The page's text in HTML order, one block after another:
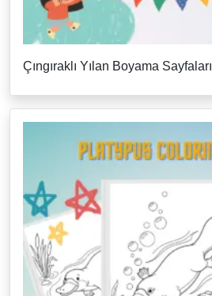
Çıngıraklı Yılan Boyama Sayfaları